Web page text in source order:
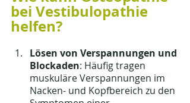
bei Vestibulopathie
helfen?
Lösen von Verspannungen und
Blockaden: Häufig tragen
muskuläre Verspannungen im
Nacken- und Kopfbereich zu den